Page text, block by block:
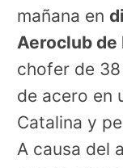
mañana en
Aeroclub de
chofer de
de acero en
Catalina y
A causa del